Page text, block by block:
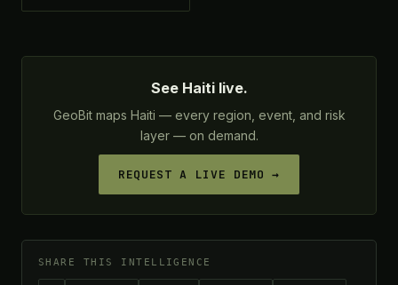
See Haiti live.
GeoBit maps Haiti — every region, event, and risk
layer — on demand.
REQUEST A LIVE DEMO →
SHARE THIS INTELLIGENCE